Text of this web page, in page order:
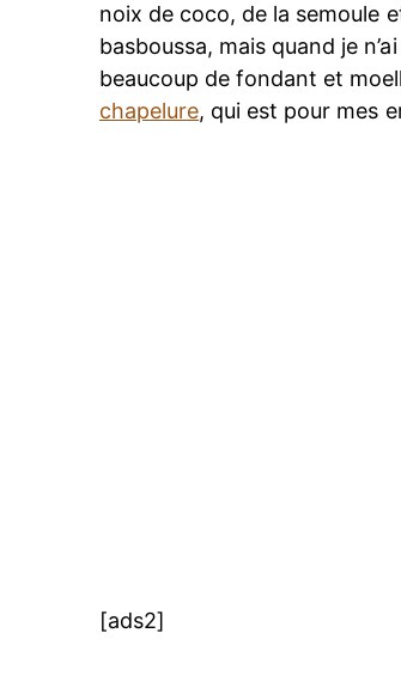
noix de coco, de la semoule
basboussa, mais quand je
beaucoup de fondant et
chapelure, qui est pour mes
[ads2]